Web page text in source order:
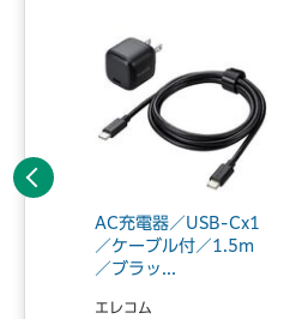
AC充電器／USB-Cx1
／ケーブル付／1.5m
／ブラッ...
エレコム
前へ